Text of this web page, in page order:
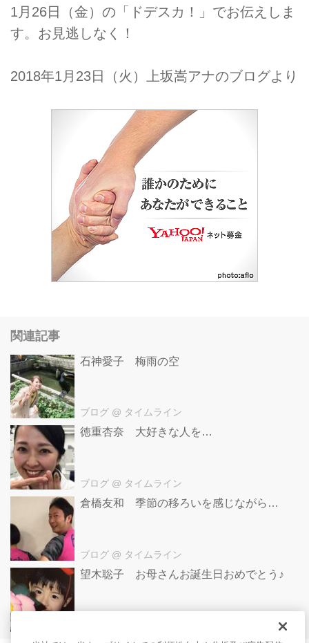
1月26日（金）の「ドデスカ！」でお伝えしま
す。お見逃しなく！
2018年1月23日（火）上坂嵩アナのブログより
関連記事
石神愛子 梅雨の空
ブログ @ タイムライン
徳重杏奈 大好きな人を…
ブログ @ タイムライン
倉橋友和 季節の移ろいを感じながら…
ブログ @ タイムライン
望木聡子 お母さんお誕生日おめでとう♪